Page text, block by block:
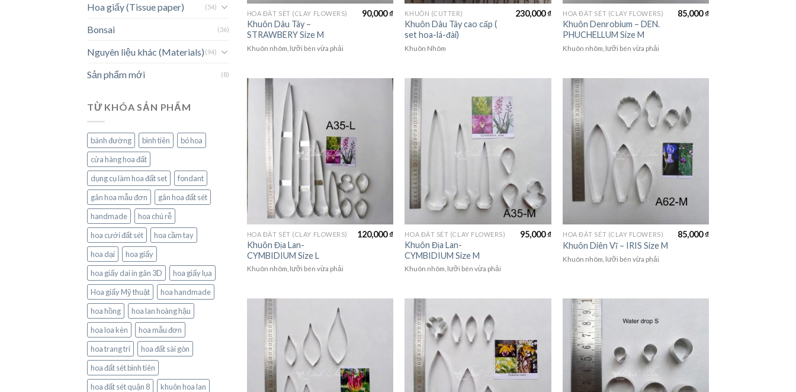
Hoa giấy (Tissue paper) (54)
Bonsai (36)
Nguyên liệu khác (Materials) (94)
Sản phẩm mới (8)
TỪ KHÓA SẢN PHẨM
bánh đường bình tiên
bó hoa
cửa hàng hoa đất
dụng cụ làm hoa đất set
fondant
gân hoa mẫu đơn
gân hoa đất sét
handmade
hoa chú rễ
hoa cưới đất sét
hoa cầm tay
hoa dại
hoa giấy
hoa giấy dai in gân 3D
hoa giấy lụa
Hoa giấy Mỹ thuật
hoa handmade
hoa hồng
hoa lan hoàng hậu
hoa loa kèn
hoa mẫu đơn
hoa trang trí
hoa đất sài gòn
hoa đất sét bình tiên
hoa đất sét quận 8
khuôn hoa lan
HOA ĐẤT SÉT (CLAY FLOWERS)
Khuôn Dâu Tây –
STRAWBERY Size M
90,000₫
Khuôn nhôm, lưỡi bén vừa phải
KHUÔN (CUTTER)
Khuôn Dâu Tây cao cấp (
set hoa-lá-đài)
230,000₫
Khuôn Nhôm
HOA ĐẤT SÉT (CLAY FLOWERS)
Khuôn Denrobium – DEN.
PHUCHELLUM Size M
85,000₫
Khuôn nhôm, lưỡi bén vừa phải
HOA ĐẤT SÉT (CLAY FLOWERS)
Khuôn Địa Lan-
CYMBIDIUM Size L
120,000₫
Khuôn nhôm, lưỡi bén vừa phải
HOA ĐẤT SÉT (CLAY FLOWERS)
Khuôn Địa Lan-
CYMBIDIUM Size M
95,000₫
Khuôn nhôm, lưỡi bén vừa phải
HOA ĐẤT SÉT (CLAY FLOWERS)
Khuôn Diên Vĩ – IRIS Size M
85,000₫
Khuôn nhôm, lưỡi bén vừa phải